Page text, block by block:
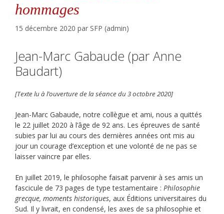
hommages
15 décembre 2020 par SFP (admin)
Jean-Marc Gabaude (par Anne
Baudart)
[Texte lu à l’ouverture de la séance du 3 octobre 2020]
Jean-Marc Gabaude, notre collègue et ami, nous a quittés
le 22 juillet 2020 à l’âge de 92 ans. Les épreuves de santé
subies par lui au cours des dernières années ont mis au
jour un courage d’exception et une volonté de ne pas se
laisser vaincre par elles.
En juillet 2019, le philosophe faisait parvenir à ses amis un
fascicule de 73 pages de type testamentaire : Philosophie
grecque, moments historiques, aux Éditions universitaires du
Sud. Il y livrait, en condensé, les axes de sa philosophie et